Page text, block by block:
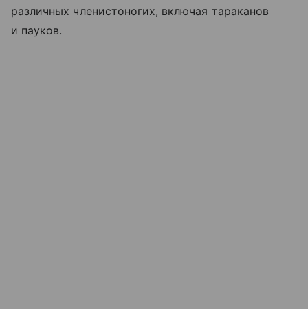
различных членистоногих, включая тараканов
и пауков.